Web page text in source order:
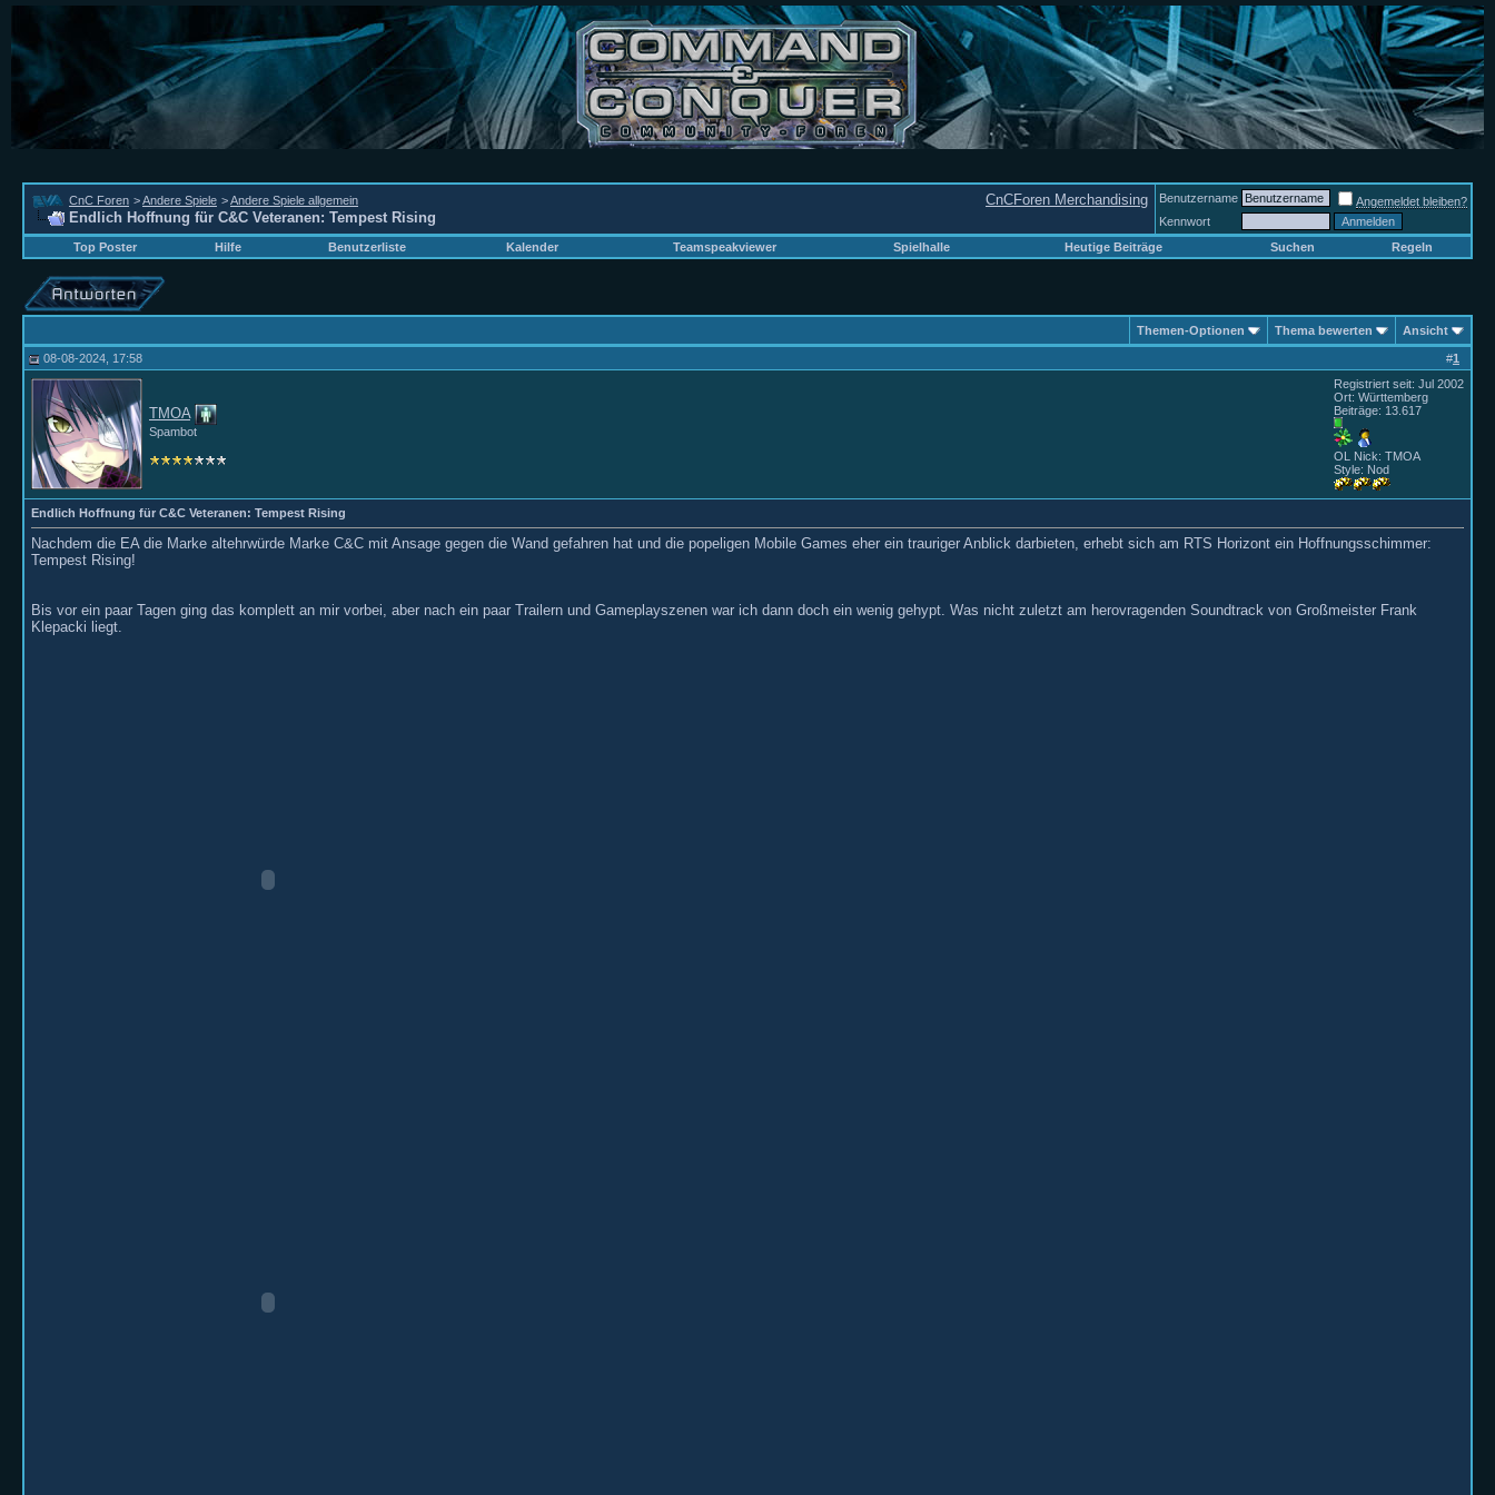
CnCForen Merchandising
CnC Foren >Andere Spiele >Andere Spiele allgemein
Endlich Hoffnung für C&C Veteranen: Tempest Rising
Benutzername
Angemeldet bleiben?
Kennwort
Top Poster
Hilfe Benutzerliste Kalender Teamspeakviewer Spielhalle Heutige Beiträge Suchen Regeln
Themen-Optionen Thema bewerten Ansicht
#1
08-08-2024, 17:58
TMOA
Spambot
Registriert seit: Jul 2002
Ort: Württemberg
Beiträge: 13.617
OL Nick: TMOA
Style: Nod
Endlich Hoffnung für C&C Veteranen: Tempest Rising
Nachdem die EA die Marke altehrwürde Marke C&C mit Ansage gegen die Wand gefahren hat und die popeligen Mobile Games eher ein trauriger Anblick darbieten, erhebt sich am RTS Horizont ein Hoffnungsschimmer:
Tempest Rising!
Bis vor ein paar Tagen ging das komplett an mir vorbei, aber nach ein paar Trailern und Gameplayszenen war ich dann doch ein wenig gehypt. Was nicht zuletzt am herovragenden Soundtrack von Großmeister Frank
Klepacki liegt.